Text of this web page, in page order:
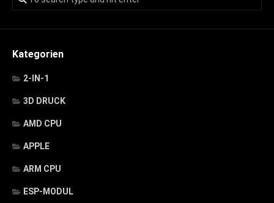
Kategorien
2-IN-1
3D DRUCK
AMD CPU
APPLE
ARM CPU
ESP-MODUL